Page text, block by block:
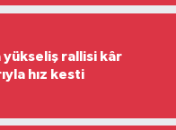
yükseliş rallisi kâr
hız kesti